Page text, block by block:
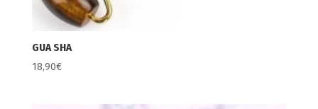
GUA SHA
18,90€